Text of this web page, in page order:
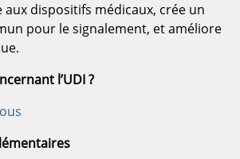
dispositifs médicaux, crée un
pour le signalement, et améliore
l’UDI ?